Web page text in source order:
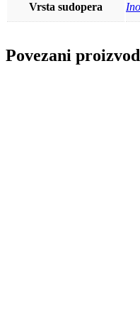
Vrsta sudopera
Povezani